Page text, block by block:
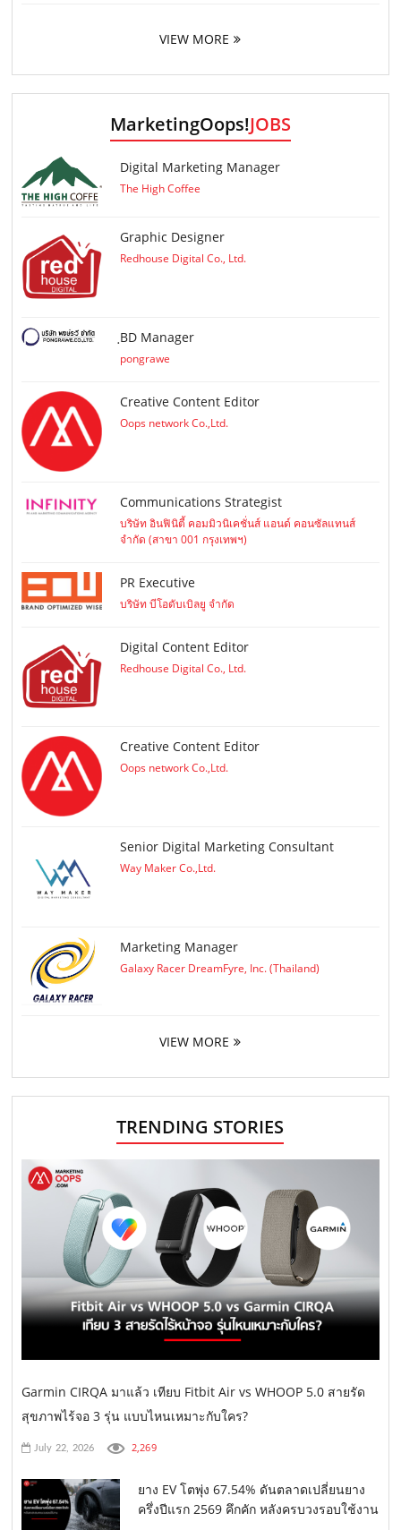
VIEW MORE
MarketingOops!JOBS
Digital Marketing Manager
The High Coffee
Graphic Designer
Redhouse Digital Co., Ltd.
ฺBD Manager
pongrawe
Creative Content Editor
Oops network Co.,Ltd.
Communications Strategist
บริษัท อินฟินิตี้ คอมมิวนิเคชั่นส์ แอนด์ คอนซัลแทนส์
จำกัด (สาขา 001 กรุงเทพฯ)
PR Executive
บริษัท บีโอดับเบิลยู จำกัด
Digital Content Editor
Redhouse Digital Co., Ltd.
Creative Content Editor
Oops network Co.,Ltd.
Senior Digital Marketing Consultant
Way Maker Co.,Ltd.
Marketing Manager
Galaxy Racer DreamFyre, Inc. (Thailand)
VIEW MORE
TRENDING STORIES
Garmin CIRQA มาแล้ว เทียบ Fitbit Air vs WHOOP 5.0 สายรัด
สุขภาพไร้จอ 3 รุ่น แบบไหนเหมาะกับใคร?
July 22, 2026 2,269
ยาง EV โตพุ่ง 67.54% ดันตลาดเปลี่ยนยาง
ครึ่งปีแรก 2569 คึกคัก หลังครบวงรอบใช้งาน